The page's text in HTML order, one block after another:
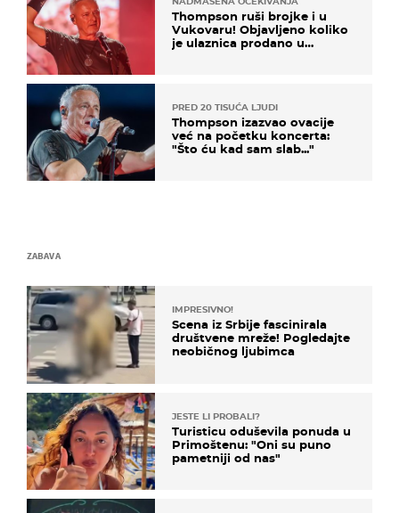
Thompson ruši brojke i u
Vukovaru! Objavljeno koliko
je ulaznica prodano u
PRED 20 TISUĆA LJUDI
Thompson izazvao ovacije
već na početku koncerta:
"Što ću kad sam slab..."
ZABAVA
IMPRESIVNO!
Scena iz Srbije fascinirala
društvene mreže! Pogledajte
neobičnog ljubimca
JESTE LI PROBALI?
Turisticu oduševila ponuda u
Primoštenu: "Oni su puno
pametniji od nas"